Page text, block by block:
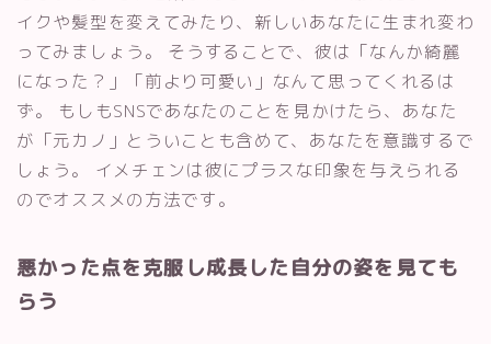
イクや髪型を変えてみたり、新しいあなたに生まれ変わ
ってみましょう。 そうすることで、彼は「なんか綺麗
になった？」「前より可愛い」なんて思ってくれるは
ず。 もしもSNSであなたのことを見かけたら、あなた
が「元カノ」とういことも含めて、あなたを意識するで
しょう。 イメチェンは彼にプラスな印象を与えられる
のでオススメの方法です。
悪かった点を克服し成長した自分の姿を見ても
らう